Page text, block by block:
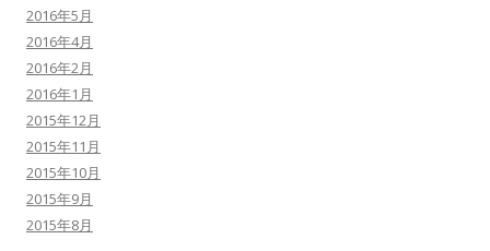
2016年5月
2016年4月
2016年2月
2016年1月
2015年12月
2015年11月
2015年10月
2015年9月
2015年8月